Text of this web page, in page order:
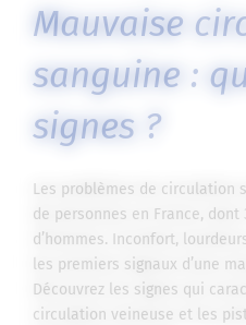
Mauvaise
sanguine :
signes ?
Les problèmes de circulation
de personnes en France,
d’hommes. Inconfort,
les premiers signaux d’une
Découvrez les signes qui
circulation veineuse et les